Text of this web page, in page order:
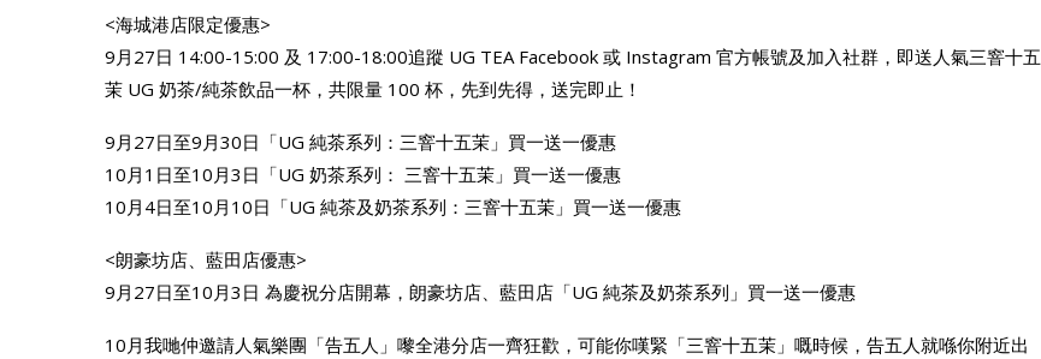
<海城港店限定優惠>
9月27日 14:00-15:00 及 17:00-18:00追蹤 UG TEA Facebook 或 Instagram 官方帳號及加入社群，即送人氣三窨十五
茉 UG 奶茶/純茶飲品一杯，共限量 100 杯，先到先得，送完即止！
9月27日至9月30日「UG 純茶系列：三窨十五茉」買一送一優惠
10月1日至10月3日「UG 奶茶系列： 三窨十五茉」買一送一優惠
10月4日至10月10日「UG 純茶及奶茶系列：三窨十五茉」買一送一優惠
<朗豪坊店、藍田店優惠>
9月27日至10月3日 為慶祝分店開幕，朗豪坊店、藍田店「UG 純茶及奶茶系列」買一送一優惠
10月我哋仲邀請人氣樂團「告五人」嚟全港分店一齊狂歡，可能你嘆緊「三窨十五茉」嘅時候，告五人就喺你附近出